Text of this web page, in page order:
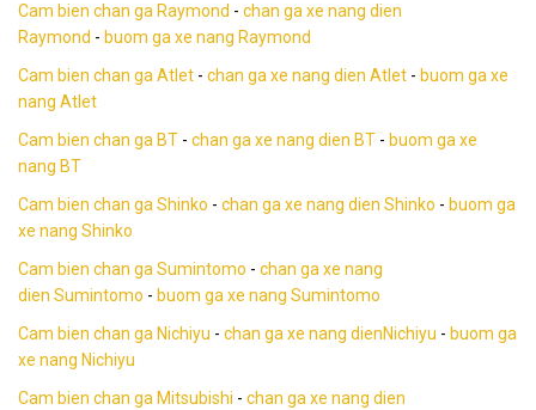
Cam bien chan ga Raymond - chan ga xe nang dien
Raymond - buom ga xe nang Raymond
Cam bien chan ga Atlet - chan ga xe nang dien Atlet - buom ga xe
nang Atlet
Cam bien chan ga BT - chan ga xe nang dien BT - buom ga xe
nang BT
Cam bien chan ga Shinko - chan ga xe nang dien Shinko - buom ga
xe nang Shinko
Cam bien chan ga Sumintomo - chan ga xe nang
dien Sumintomo - buom ga xe nang Sumintomo
Cam bien chan ga Nichiyu - chan ga xe nang dienNichiyu - buom ga
xe nang Nichiyu
Cam bien chan ga Mitsubishi - chan ga xe nang dien